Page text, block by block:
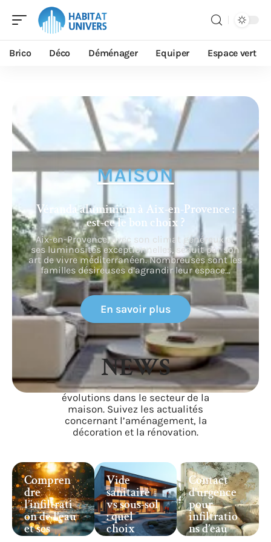
Brico Déco Déménager Equiper Espace vert
MAISON
Véranda aluminium à Aix-en-Provence :
est-ce le bon choix ?
Aix-en-Provence, avec son climat généreux et
ses luminosités exceptionnelles, séduit par son
art de vivre méditerranéen. Nombreuses sont les
familles désireuses d’agrandir leur espace…
En savoir plus
NEWS
Restez informé sur les tendances et
évolutions dans le secteur de la
maison. Suivez les actualités
concernant l’aménagement, la
décoration et la rénovation.
Compren
dre
l’infiltrati
on de l’eau
et ses
Vide
sanitaire
vs sous-sol
: quel
choix
Contact
d’urgence
pour
infiltratio
ns d’eau